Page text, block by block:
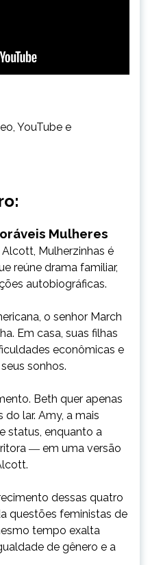
YouTube e
Mulheres
Mulherzinhas é
reúne drama familiar,
autobiográficas.
o senhor March
Em casa, suas filhas
econômicas e
sonhos.
Beth quer apenas
lar. Amy, a mais
status, enquanto a
― em uma versão
dessas quatro
questões feministas de
tempo exalta
de gênero e a